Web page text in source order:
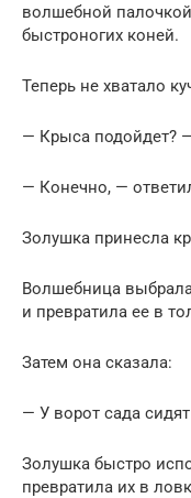
волшебной
быстроногих коней.
Теперь не хватало
— Крыса подойдет?
— Конечно, —
Золушка принесла
Волшебница
и превратила ее в
Затем она сказала:
— У ворот сада
Золушка быстро
превратила их в